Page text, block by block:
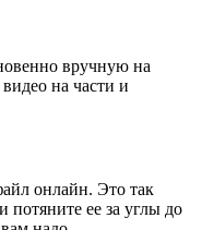
вручную на
на части и
онлайн. Это так
ее за углы до